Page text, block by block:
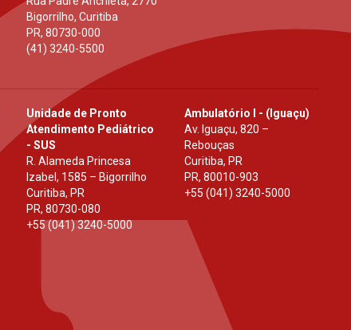
Bigorrilho, Curitiba
PR, 80730-000
(41) 3240-5500
Unidade de Pronto
Atendimento Pediátrico
- SUS
R. Alameda Princesa
Izabel, 1585 – Bigorrilho
Curitiba, PR
PR, 80730-080
+55 (041) 3240-5000
Ambulatório I - (Iguaçu)
Av. Iguaçu, 820 –
Rebouças
Curitiba, PR
PR, 80010-903
+55 (041) 3240-5000